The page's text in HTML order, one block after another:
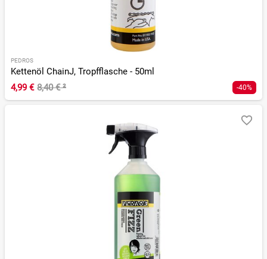
PEDROS
Kettenöl ChainJ, Tropfflasche - 50ml
4,99 € 8,40 €² -40%